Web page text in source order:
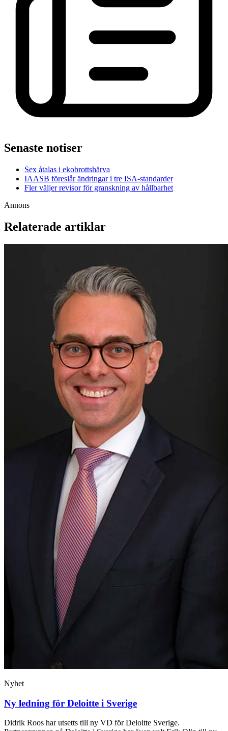
Senaste notiser
Sex åtalas i ekobrottshärva
IAASB föreslår ändringar i tre ISA-standarder
Fler väljer revisor för granskning av hållbarhet
Annons
Relaterade artiklar
Nyhet
Ny ledning för Deloitte i Sverige
Didrik Roos har utsetts till ny VD för Deloitte Sverige.